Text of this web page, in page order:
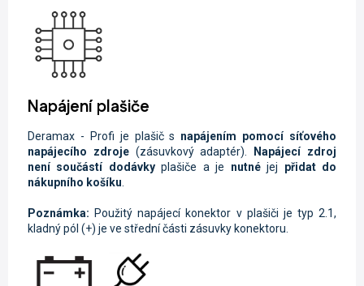
Napájení plašiče
Deramax - Profi je plašič s napájením pomocí síťového
napájecího zdroje(zásuvkový adaptér).
Napájecí zdroj
není součástí dodávkyplašiče a je nutnéjej přidat do
nákupního košíku.
Poznámka: Použitý napájecí konektor v plašiči je typ 2.1,
kladný pól (+) je ve střední části zásuvky konektoru.